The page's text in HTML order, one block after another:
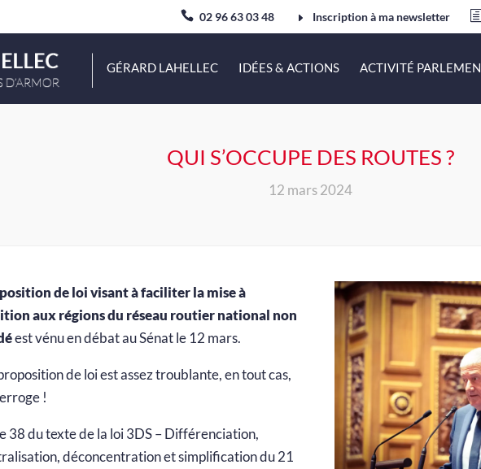
02 96 63 03 48 Inscription à ma newsletter
GÉRARD LAHELLEC IDÉES & ACTIONS ACTIVITÉ
QUI S’OCCUPE DES ROUTES ?
12 mars 2024
de loi visant à faciliter la mise à
aux régions du réseau routier national non
est vénu en débat au Sénat le 12 mars.
de loi est assez troublante, en tout cas,
!
38 du texte de la loi 3DS – Différenciation,
déconcentration et simplification du 21